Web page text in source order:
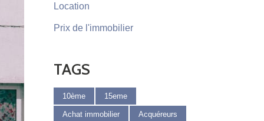
Location
Prix de l'immobilier
TAGS
10ème 15eme
Achat immobilier Acquéreurs